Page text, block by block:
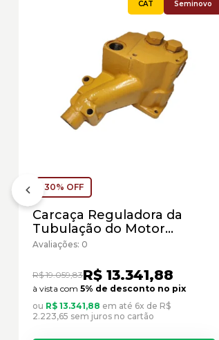
Seminovo
30% OFF
Carcaça Reguladora da
Tubulação do Motor
Caterpillar Cód:1508002 -
Avaliações: 0
R$ 19.059,83R$ 13.341,88
à vista com 5% de desconto no pix
ou R$ 13.341,88 em até 6x de R$
2.223,65 sem juros no cartão